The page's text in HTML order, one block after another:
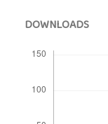
DOWNLOADS